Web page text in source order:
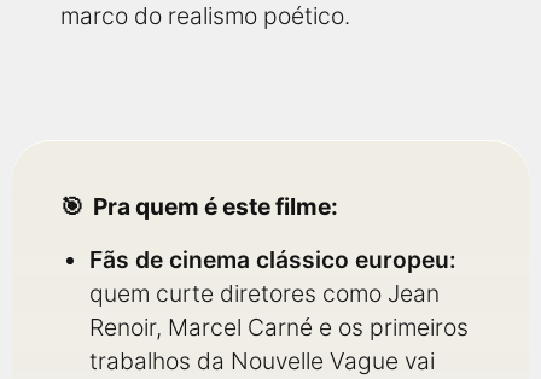
marco do realismo poético.
Pra quem é este filme:
Fãs de cinema clássico europeu:
quem curte diretores como Jean
Renoir, Marcel Carné e os primeiros
trabalhos da Nouvelle Vague vai